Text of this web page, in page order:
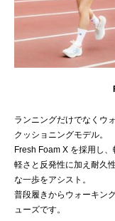
ランニングだけでなくウ
クッショニングモデル。
Fresh Foam X を採用し
軽さと反発性に加え耐久
な一歩をアシスト。
普段履きからウォーキン
ューズです。